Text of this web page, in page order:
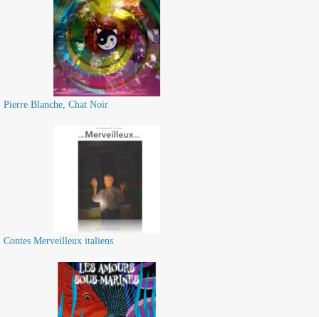
Pierre Blanche, Chat Noir
Contes Merveilleux italiens